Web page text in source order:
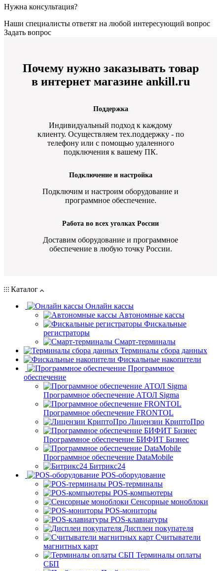
Нужна консультация?
Наши специалисты ответят на любой интересующий вопрос
Задать вопрос
Почему нужно заказывать товар
в интернет магазине ankill.ru
Поддержка
Индивидуальный подход к каждому
клиенту. Осуществляем тех.поддержку - по
телефону или с помощью удаленного
подключения к вашему ПК.
Подключение и настройка
Подключим и настроим оборудование и
программное обеспечение.
Работа во всех уголках России
Доставим оборудование и программное
обеспечение в любую точку России.
Каталог
Онлайн кассы
Автономные кассы
Фискальные
регистраторы
Смарт-терминалы
Терминалы сбора данных
Фискальные накопители
Программное
обеспечение
Программное обеспечение АТОЛ Sigma
Программное обеспечение FRONTOL
Лицензии КриптоПро
Программное обеспечение БИФИТ Бизнес
Программное обеспечение DataMobile
Битрикс24
POS-оборудование
POS-терминалы
POS-компьютеры
Сенсорные моноблоки
POS-мониторы
POS-клавиатуры
Дисплеи покупателя
Считыватели
магнитных карт
Терминалы оплаты
СБП